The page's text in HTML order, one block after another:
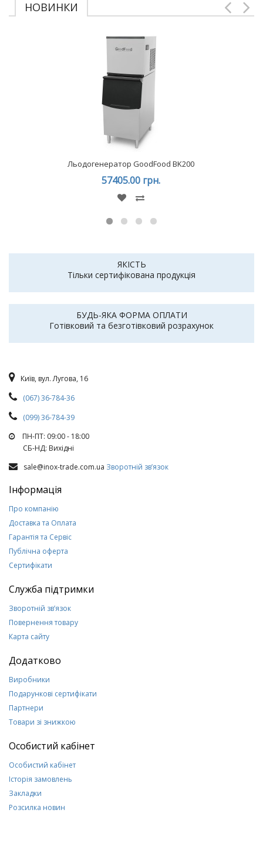
НОВИНКИ
Льодогенератор GoodFood BK200
57405.00 грн.
ЯКІСТЬ
Тільки сертифікована продукція
БУДЬ-ЯКА ФОРМА ОПЛАТИ
Готівковий та безготівковий розрахунок
Київ, вул. Лугова, 16
(067) 36-784-36
(099) 36-784-39
ПН-ПТ: 09:00 - 18:00
СБ-НД: Вихiднi
sale@inox-trade.com.ua Зворотній зв’язок
Інформація
Про компанію
Доставка та Оплата
Гарантія та Сервіс
Публічна оферта
Сертифікати
Служба підтримки
Зворотній зв’язок
Повернення товару
Карта сайту
Додатково
Виробники
Подарункові сертифікати
Партнери
Товари зі знижкою
Особистий кабінет
Особистий кабінет
Історія замовлень
Закладки
Розсилка новин